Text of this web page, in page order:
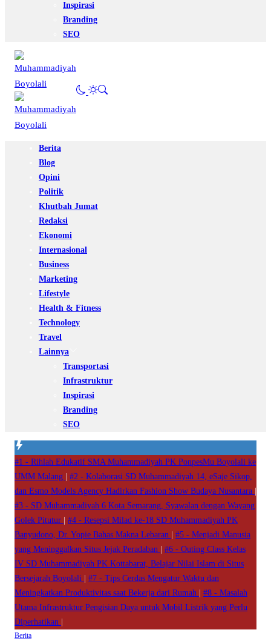
Inspirasi
Branding
SEO
Berita
Blog
Opini
Politik
Khutbah Jumat
Redaksi
Ekonomi
Internasional
Business
Marketing
Lifestyle
Health & Fitness
Technology
Travel
Lainnya
Transportasi
Infrastruktur
Inspirasi
Branding
SEO
#1 - Rihlah Edukatif SMA Muhammadiyah PK PonpesMu Boyolali ke
UMM Malang
#2 - Kolaborasi SD Muhammadiyah 14, eSaje Sikop,
dan Esmo Models Agency Hadirkan Fashion Show Budaya Nusantara
#3 - SD Muhammadiyah 6 Kota Semarang, Syawalan dengan Wayang
Golek Pitutur
#4 - Resepsi Milad ke-18 SD Muhammadiyah PK
Banyudono, Dr. Yopie Bahas Makna Lebaran
#5 - Menjadi Manusia
yang Meninggalkan Situs Jejak Peradaban
#6 - Outing Class Kelas
IV SD Muhammadiyah PK Kottabarat, Belajar Nilai Islam di Situs
Bersejarah Boyolali
#7 - Tips Cerdas Mengatur Waktu dan
Meningkatkan Produktivitas saat Bekerja dari Rumah
#8 - Masalah
Utama Infrastruktur Pengisian Daya untuk Mobil Listrik yang Perlu
Diperhatikan
Berita